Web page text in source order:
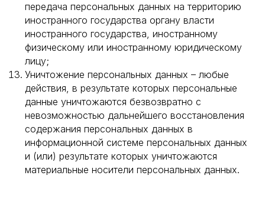
передача персональных данных на территорию
иностранного государства органу власти
иностранного государства, иностранному
физическому или иностранному юридическому
лицу;
Уничтожение персональных данных – любые
действия, в результате которых персональные
данные уничтожаются безвозвратно с
невозможностью дальнейшего восстановления
содержания персональных данных в
информационной системе персональных данных
и (или) результате которых уничтожаются
материальные носители персональных данных.